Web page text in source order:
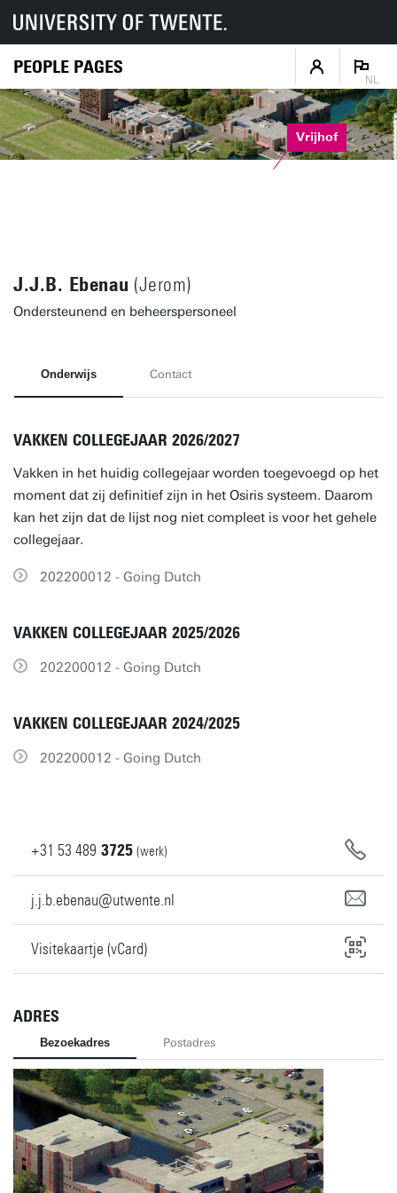
PEOPLE PAGES
NL
Vrijhof
J.J.B. Ebenau (Jerom)
Ondersteunend en beheerspersoneel
Onderwijs Contact
VAKKEN COLLEGEJAAR 2026/2027
Vakken in het huidig collegejaar worden toegevoegd op het
moment dat zij definitief zijn in het Osiris systeem. Daarom
kan het zijn dat de lijst nog niet compleet is voor het gehele
collegejaar.
202200012 - Going Dutch
VAKKEN COLLEGEJAAR 2025/2026
202200012 - Going Dutch
VAKKEN COLLEGEJAAR 2024/2025
202200012 - Going Dutch
+31 53 489 3725 (werk)
j.j.b.ebenau@utwente.nl
Visitekaartje (vCard)
ADRES
Bezoekadres Postadres